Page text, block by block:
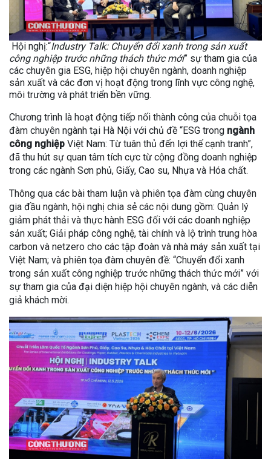
Hội nghị:“Industry Talk: Chuyển đổi xanh trong sản xuất
công nghiệp trước những thách thức mới” sự tham gia của
các chuyên gia ESG, hiệp hội chuyên ngành, doanh nghiệp
sản xuất và các đơn vị hoạt động trong lĩnh vực công nghệ,
môi trường và phát triển bền vững.
Chương trình là hoạt động tiếp nối thành công của chuỗi tọa
đàm chuyên ngành tại Hà Nội với chủ đề “ESG trong ngành
công nghiệp Việt Nam: Từ tuân thủ đến lợi thế cạnh tranh”,
đã thu hút sự quan tâm tích cực từ cộng đồng doanh nghiệp
trong các ngành Sơn phủ, Giấy, Cao su, Nhựa và Hóa chất.
Thông qua các bài tham luận và phiên tọa đàm cùng chuyên
gia đầu ngành, hội nghị chia sẻ các nội dung gồm: Quản lý
giảm phát thải và thực hành ESG đối với các doanh nghiệp
sản xuất; Giải pháp công nghệ, tài chính và lộ trình trung hòa
carbon và netzero cho các tập đoàn và nhà máy sản xuất tại
Việt Nam; và phiên tọa đàm chuyên đề: “Chuyển đổi xanh
trong sản xuất công nghiệp trước những thách thức mới” với
sự tham gia của đại diện hiệp hội chuyên ngành, và các diễn
giả khách mời.